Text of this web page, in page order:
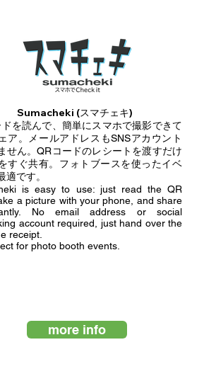
Sumacheki (スマチェキ)
を読んで、簡単にスマホで撮影できて
ア。メールアドレスもSNSアカウント
せん。QRコードのレシートを渡すだけ
すぐ共有。 ​フォトブースを使ったイベ
適です。
is easy to use: just read the QR
a picture with your phone, and share
No email address or social
account required, just hand over the
receipt.
for photo booth events.
more info